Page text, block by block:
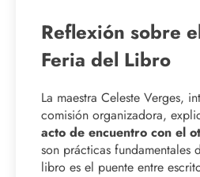
Reflexión sobre
Feria del Libro
La maestra Celeste Verges,
comisión organizadora,
acto de encuentro con el
son prácticas fundamentales
libro es el puente entre